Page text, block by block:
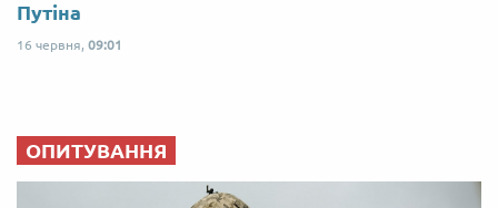
Путіна
16 червня, 09:01
ОПИТУВАННЯ